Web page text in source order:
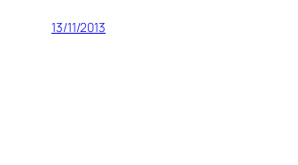
13/11/2013